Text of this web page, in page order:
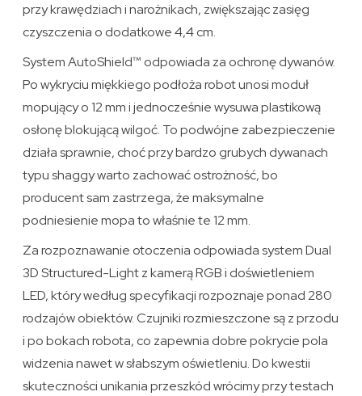
przy krawędziach i narożnikach, zwiększając zasięg
czyszczenia o dodatkowe 4,4 cm.
System AutoShield™ odpowiada za ochronę dywanów.
Po wykryciu miękkiego podłoża robot unosi moduł
mopujący o 12 mm i jednocześnie wysuwa plastikową
osłonę blokującą wilgoć. To podwójne zabezpieczenie
działa sprawnie, choć przy bardzo grubych dywanach
typu shaggy warto zachować ostrożność, bo
producent sam zastrzega, że maksymalne
podniesienie mopa to właśnie te 12 mm.
Za rozpoznawanie otoczenia odpowiada system Dual
3D Structured-Light z kamerą RGB i doświetleniem
LED, który według specyfikacji rozpoznaje ponad 280
rodzajów obiektów. Czujniki rozmieszczone są z przodu
i po bokach robota, co zapewnia dobre pokrycie pola
widzenia nawet w słabszym oświetleniu. Do kwestii
skuteczności unikania przeszkód wrócimy przy testach